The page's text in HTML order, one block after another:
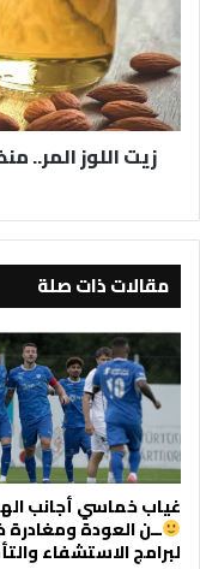
طبيعي
للأمعاء
ومسكن
للألم
وخافض
للحرارة
زيت اللوز
مقالات ذات صلة
غياب خماسي أجانب
ــن العودة
لبرامج الاستشفاء